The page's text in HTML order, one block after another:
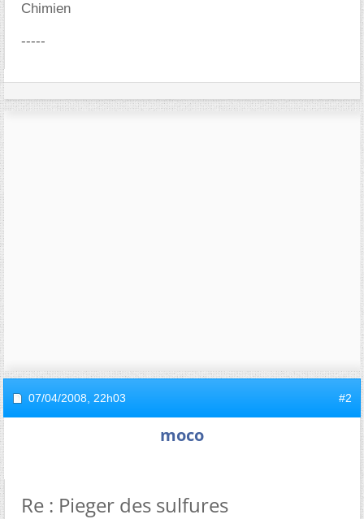
Chimien
-----
07/04/2008, 22h03 #2
moco
Re : Pieger des sulfures